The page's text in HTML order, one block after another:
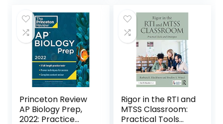
Princeton Review
AP Biology Prep,
2022: Practice
Rigor in the RTI and
MTSS Classroom:
Practical Tools